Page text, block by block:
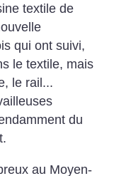
textile de
qui ont suivi,
le textile, mais
le rail...
du
au Moyen-